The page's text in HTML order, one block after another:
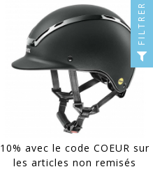
10% avec le code COEUR sur
les articles non remisés
FILTRER